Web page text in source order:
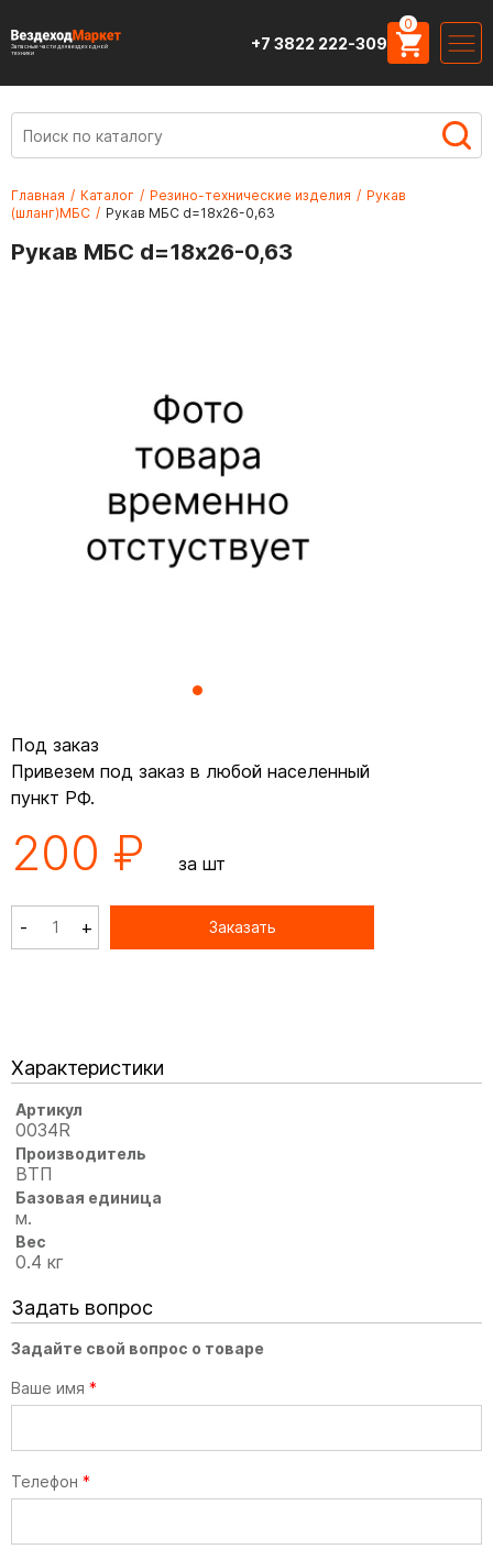
Запасные части для вездеходной
техники
+7 3822 222-309
0
Главная / Каталог / Резино-технические изделия / Рукав
(шланг)МБС / Рукав МБС d=18х26-0,63
Рукав МБС d=18х26-0,63
Под заказ
Привезем под заказ в любой населенный
пункт РФ.
200 ₽ за шт
- + Заказать
Характеристики
Артикул
0034R
Производитель
ВТП
Базовая единица
м.
Вес
0.4 кг
Задать вопрос
Задайте свой вопрос о товаре
Ваше имя *
Телефон *